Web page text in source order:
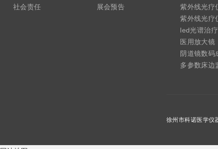
社会责任
展会预告
紫外线光疗
紫外线光疗
led光谱治
医用放大镜
阴道镜数码
多参数床边
徐州市科诺医学